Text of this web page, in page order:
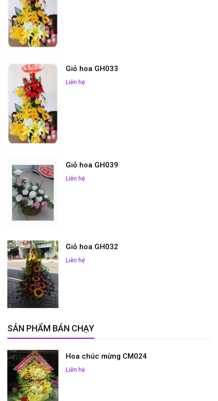
Giỏ hoa GH033
Liên hệ
Giỏ hoa GH039
Liên hệ
Giỏ hoa GH032
Liên hệ
SẢN PHẨM BÁN CHẠY
Hoa chúc mừng CM024
Liên hệ